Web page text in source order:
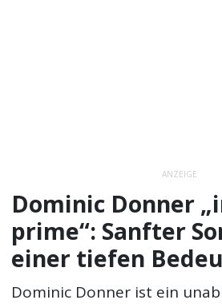
ANZEIGE
Dominic Donner
prime“: Sanfter
einer tiefen
Dominic Donner ist ein